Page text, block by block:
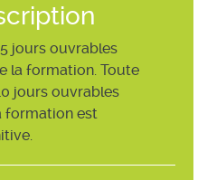
jours ouvrables
la formation. Toute
jours ouvrables
formation est